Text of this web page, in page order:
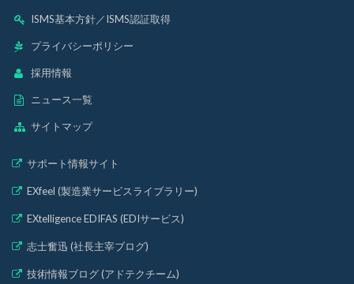
ISMS基本方針／ISMS認証取得
プライバシーポリシー
採用情報
ニュース一覧
サイトマップ
サポート情報サイト
EXfeel (製造業サービスライブラリー)
EXtelligence EDIFAS (EDIサービス)
志士奮迅 (社長主宰ブログ)
技術情報ブログ (アドテクチーム)